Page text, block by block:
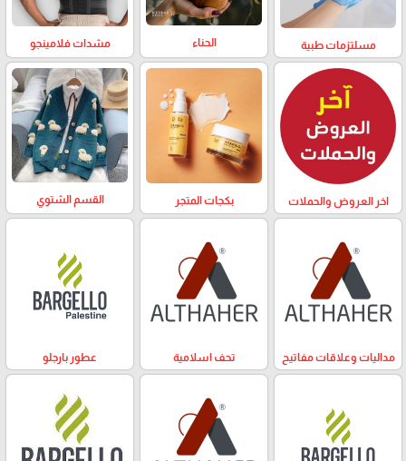
مسلتزمات طبية الحناء مشدات فلامينجو
اخر العروض والحملات بكجات المتجر القسم الشتوي
مداليات وعلاقات مفاتيح تحف اسلامية عطور بارجلو